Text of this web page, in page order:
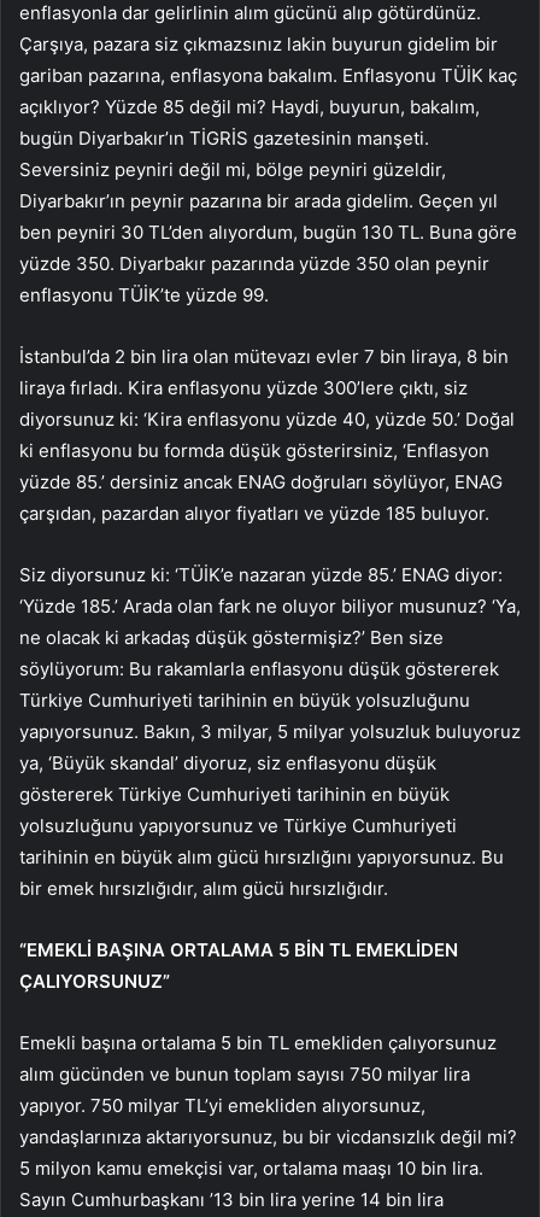
enflasyonla dar gelirlinin alım gücünü alıp götürdünüz.
Çarşıya, pazara siz çıkmazsınız lakin buyurun gidelim bir
gariban pazarına, enflasyona bakalım. Enflasyonu TÜİK kaç
açıklıyor? Yüzde 85 değil mi? Haydi, buyurun, bakalım,
bugün Diyarbakır’ın TİGRİS gazetesinin manşeti.
Seversiniz peyniri değil mi, bölge peyniri güzeldir,
Diyarbakır’ın peynir pazarına bir arada gidelim. Geçen yıl
ben peyniri 30 TL’den alıyordum, bugün 130 TL. Buna göre
yüzde 350. Diyarbakır pazarında yüzde 350 olan peynir
enflasyonu TÜİK’te yüzde 99.
İstanbul’da 2 bin lira olan mütevazı evler 7 bin liraya, 8 bin
liraya fırladı. Kira enflasyonu yüzde 300’lere çıktı, siz
diyorsunuz ki: ‘Kira enflasyonu yüzde 40, yüzde 50.’ Doğal
ki enflasyonu bu formda düşük gösterirsiniz, ‘Enflasyon
yüzde 85.’ dersiniz ancak ENAG doğruları söylüyor, ENAG
çarşıdan, pazardan alıyor fiyatları ve yüzde 185 buluyor.
Siz diyorsunuz ki: ‘TÜİK’e nazaran yüzde 85.’ ENAG diyor:
‘Yüzde 185.’ Arada olan fark ne oluyor biliyor musunuz? ‘Ya,
ne olacak ki arkadaş düşük göstermişiz?’ Ben size
söylüyorum: Bu rakamlarla enflasyonu düşük göstererek
Türkiye Cumhuriyeti tarihinin en büyük yolsuzluğunu
yapıyorsunuz. Bakın, 3 milyar, 5 milyar yolsuzluk buluyoruz
ya, ‘Büyük skandal’ diyoruz, siz enflasyonu düşük
göstererek Türkiye Cumhuriyeti tarihinin en büyük
yolsuzluğunu yapıyorsunuz ve Türkiye Cumhuriyeti
tarihinin en büyük alım gücü hırsızlığını yapıyorsunuz. Bu
bir emek hırsızlığıdır, alım gücü hırsızlığıdır.
“EMEKLİ BAŞINA ORTALAMA 5 BİN TL EMEKLİDEN
ÇALIYORSUNUZ”
Emekli başına ortalama 5 bin TL emekliden çalıyorsunuz
alım gücünden ve bunun toplam sayısı 750 milyar lira
yapıyor. 750 milyar TL’yi emekliden alıyorsunuz,
yandaşlarınıza aktarıyorsunuz, bu bir vicdansızlık değil mi?
5 milyon kamu emekçisi var, ortalama maaşı 10 bin lira.
Sayın Cumhurbaşkanı ’13 bin lira yerine 14 bin lira